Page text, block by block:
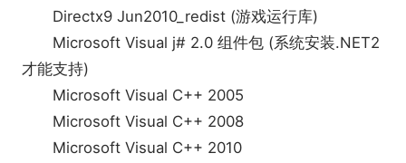
Directx9 Jun2010_redist (游戏运行库)
Microsoft Visual j# 2.0 组件包 (系统安装.NET2
才能支持)
Microsoft Visual C++ 2005
Microsoft Visual C++ 2008
Microsoft Visual C++ 2010